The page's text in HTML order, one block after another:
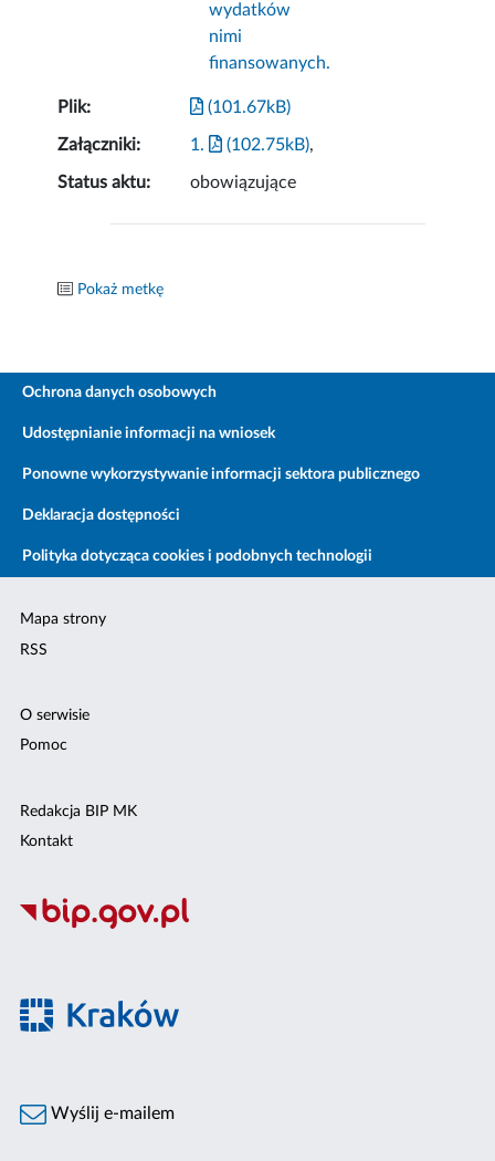
wydatków
nimi
finansowanych.
Plik: (101.67kB)
Załączniki: 1. (102.75kB),
Status aktu: obowiązujące
Pokaż metkę
Ochrona danych osobowych
Udostępnianie informacji na wniosek
Ponowne wykorzystywanie informacji sektora publicznego
Deklaracja dostępności
Polityka dotycząca cookies i podobnych technologii
Mapa strony
RSS
O serwisie
Pomoc
Redakcja BIP MK
Kontakt
Wyślij e-mailem